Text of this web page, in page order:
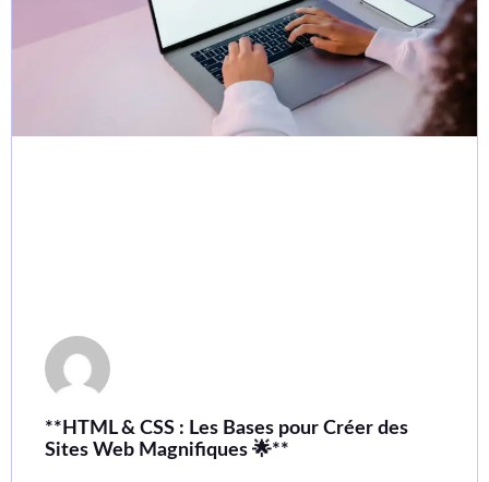
**HTML & CSS : Les Bases pour Créer des
Sites Web Magnifiques 🌟**